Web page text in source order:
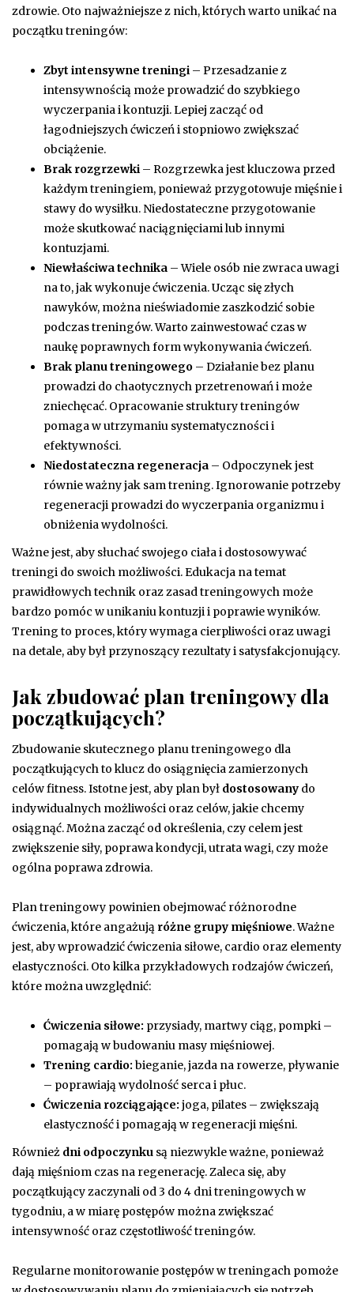
zdrowie. Oto najważniejsze z nich, których warto unikać na
początku treningów:
Zbyt intensywne treningi – Przesadzanie z
intensywnością może prowadzić do szybkiego
wyczerpania i kontuzji. Lepiej zacząć od
łagodniejszych ćwiczeń i stopniowo zwiększać
obciążenie.
Brak rozgrzewki – Rozgrzewka jest kluczowa przed
każdym treningiem, ponieważ przygotowuje mięśnie i
stawy do wysiłku. Niedostateczne przygotowanie
może skutkować naciągnięciami lub innymi
kontuzjami.
Niewłaściwa technika – Wiele osób nie zwraca uwagi
na to, jak wykonuje ćwiczenia. Ucząc się złych
nawyków, można nieświadomie zaszkodzić sobie
podczas treningów. Warto zainwestować czas w
naukę poprawnych form wykonywania ćwiczeń.
Brak planu treningowego – Działanie bez planu
prowadzi do chaotycznych przetrenowań i może
zniechęcać. Opracowanie struktury treningów
pomaga w utrzymaniu systematyczności i
efektywności.
Niedostateczna regeneracja – Odpoczynek jest
równie ważny jak sam trening. Ignorowanie potrzeby
regeneracji prowadzi do wyczerpania organizmu i
obniżenia wydolności.
Ważne jest, aby słuchać swojego ciała i dostosowywać
treningi do swoich możliwości. Edukacja na temat
prawidłowych technik oraz zasad treningowych może
bardzo pomóc w unikaniu kontuzji i poprawie wyników.
Trening to proces, który wymaga cierpliwości oraz uwagi
na detale, aby był przynoszący rezultaty i satysfakcjonujący.
Jak zbudować plan treningowy dla
początkujących?
Zbudowanie skutecznego planu treningowego dla
początkujących to klucz do osiągnięcia zamierzonych
celów fitness. Istotne jest, aby plan był dostosowany do
indywidualnych możliwości oraz celów, jakie chcemy
osiągnąć. Można zacząć od określenia, czy celem jest
zwiększenie siły, poprawa kondycji, utrata wagi, czy może
ogólna poprawa zdrowia.
Plan treningowy powinien obejmować różnorodne
ćwiczenia, które angażują różne grupy mięśniowe. Ważne
jest, aby wprowadzić ćwiczenia siłowe, cardio oraz elementy
elastyczności. Oto kilka przykładowych rodzajów ćwiczeń,
które można uwzględnić:
Ćwiczenia siłowe: przysiady, martwy ciąg, pompki –
pomagają w budowaniu masy mięśniowej.
Trening cardio: bieganie, jazda na rowerze, pływanie
– poprawiają wydolność serca i płuc.
Ćwiczenia rozciągające: joga, pilates – zwiększają
elastyczność i pomagają w regeneracji mięśni.
Również dni odpoczynku są niezwykle ważne, ponieważ
dają mięśniom czas na regenerację. Zaleca się, aby
początkujący zaczynali od 3 do 4 dni treningowych w
tygodniu, a w miarę postępów można zwiększać
intensywność oraz częstotliwość treningów.
Regularne monitorowanie postępów w treningach pomoże